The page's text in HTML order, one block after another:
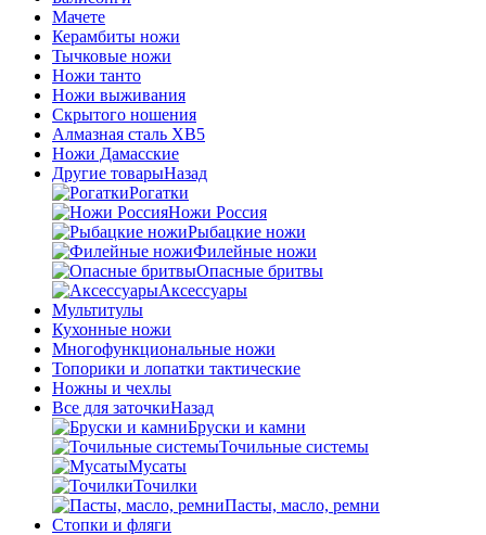
Мачете
Керамбиты ножи
Тычковые ножи
Ножи танто
Ножи выживания
Скрытого ношения
Алмазная сталь ХВ5
Ножи Дамасские
Другие товарыНазад
Рогатки
Ножи Россия
Рыбацкие ножи
Филейные ножи
Опасные бритвы
Аксессуары
Мультитулы
Кухонные ножи
Многофункциональные ножи
Топорики и лопатки тактические
Ножны и чехлы
Все для заточкиНазад
Бруски и камни
Точильные системы
Мусаты
Точилки
Пасты, масло, ремни
Стопки и фляги